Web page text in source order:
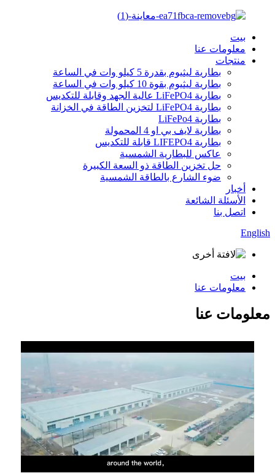
بيت
معلومات عنا
منتجات
بطارية ليثيوم بقدرة 5 كيلو وات في الساعة
بطارية ليثيوم بقوة 10 كيلو وات في الساعة
بطارية LiFePO4 عالية الجهد وقابلة للتكديس
بطارية LiFePO4 لتخزين الطاقة في الخزانة
بطارية LiFePo4
بطارية لايف بي او 4 المحمولة
بطارية LIFEPO4 قابلة للتكديس
عاكس للبطارية الشمسية
حل تخزين الطاقة ذو السعة الكبيرة
ضوء الشارع بالطاقة الشمسية
أخبار
الأسئلة الشائعة
اتصل بنا
English
بيت
معلومات عنا
معلومات عنا